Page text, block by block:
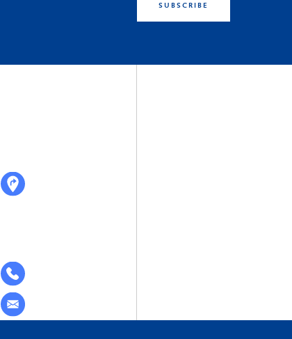
SUBSCRIBE